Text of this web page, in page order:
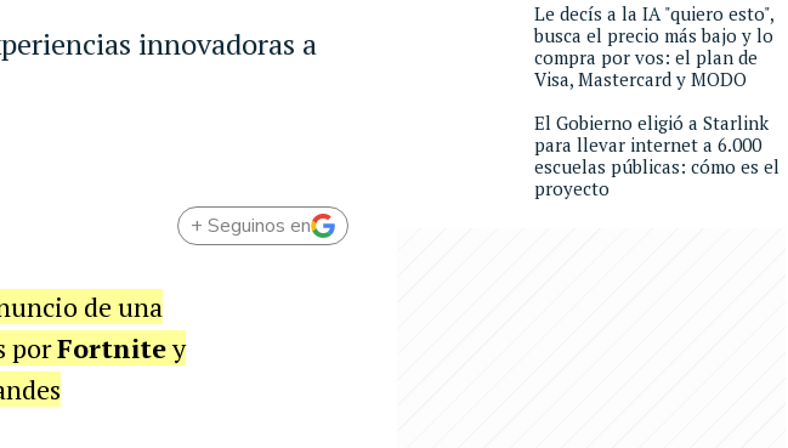
innovadoras a
+ Seguinos en
de una
porFortnitey
Le decís a la IA "quiero esto",
busca el precio más bajo y lo
compra por vos: el plan de
Visa, Mastercard y MODO
El Gobierno eligió a Starlink
para llevar internet a 6.000
escuelas públicas: cómo es el
proyecto